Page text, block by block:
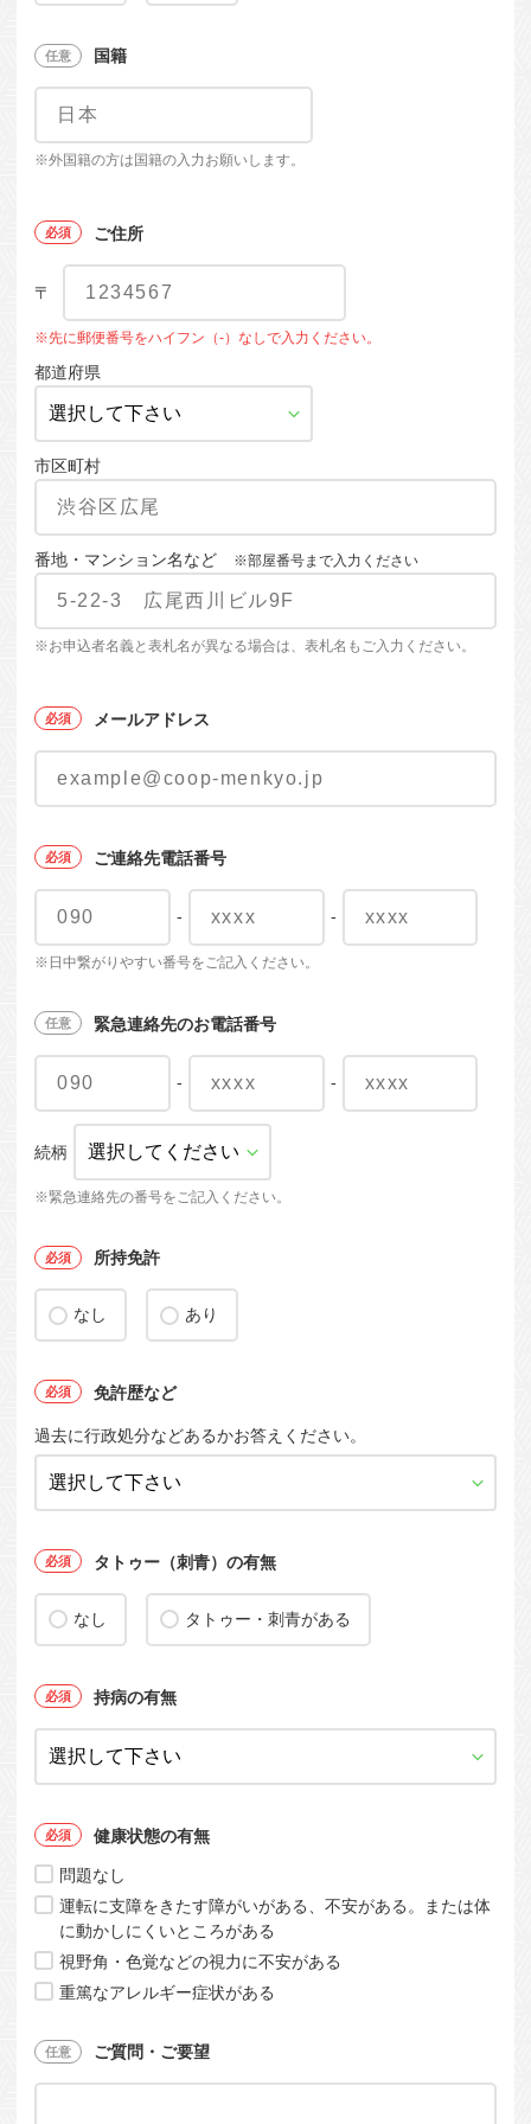
国籍
※外国籍の方は国籍の入力お願いします。
ご住所
〒
※先に郵便番号をハイフン（-）なしで入力ください。
都道府県
市区町村
番地・マンション名など ※部屋番号まで入力ください
※お申込者名義と表札名が異なる場合は、表札名もご入力ください。
メールアドレス
ご連絡先電話番号
- -
※日中繋がりやすい番号をご記入ください。
緊急連絡先のお電話番号
- -
続柄
※緊急連絡先の番号をご記入ください。
所持免許
なし あり
免許歴など
過去に行政処分などあるかお答えください。
タトゥー（刺青）の有無
なし タトゥー・刺青がある
持病の有無
健康状態の有無
問題なし
運転に支障をきたす障がいがある、不安がある。または体
に動かしにくいところがある
視野角・色覚などの視力に不安がある
重篤なアレルギー症状がある
ご質問・ご要望